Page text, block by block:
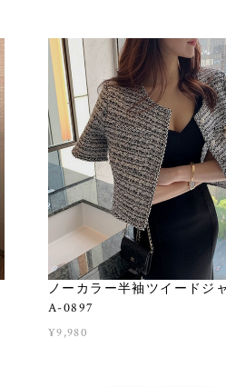
ノーカラー半袖ツイードジ
A-0897
¥9,980